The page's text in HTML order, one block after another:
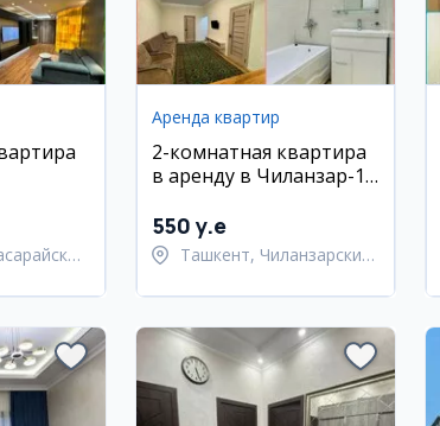
Аренда квартир
2-комнатная квартира
в аренду в Чиланзар-19
ремонт, мебель и
техника
550 y.e
Ташкент, Чиланзарский